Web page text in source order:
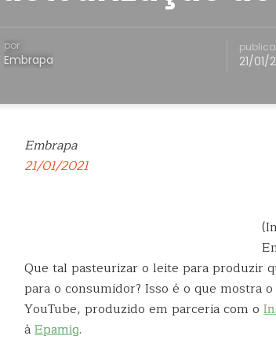
por
Embrapa 21/01/
Embrapa
21/01/2021
Que tal pasteurizar o leite para produzir
para o consumidor? Isso é o que mostra
YouTube, produzido em parceria com o
àEpamig.